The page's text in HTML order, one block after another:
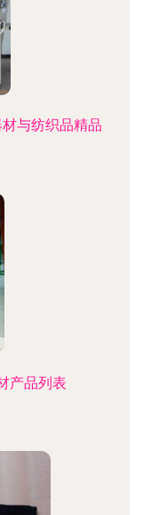
与纺织品精品
产品列表